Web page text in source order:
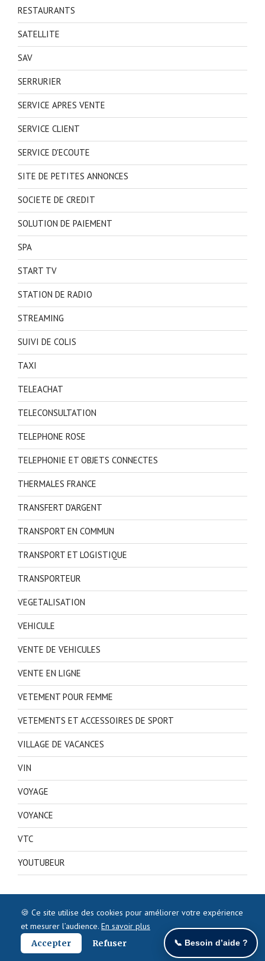
RESTAURANTS
SATELLITE
SAV
SERRURIER
SERVICE APRES VENTE
SERVICE CLIENT
SERVICE D'ECOUTE
SITE DE PETITES ANNONCES
SOCIETE DE CREDIT
SOLUTION DE PAIEMENT
SPA
START TV
STATION DE RADIO
STREAMING
SUIVI DE COLIS
TAXI
TELEACHAT
TELECONSULTATION
TELEPHONE ROSE
TELEPHONIE ET OBJETS CONNECTES
THERMALES FRANCE
TRANSFERT D'ARGENT
TRANSPORT EN COMMUN
TRANSPORT ET LOGISTIQUE
TRANSPORTEUR
VEGETALISATION
VEHICULE
VENTE DE VEHICULES
VENTE EN LIGNE
VETEMENT POUR FEMME
VETEMENTS ET ACCESSOIRES DE SPORT
VILLAGE DE VACANCES
VIN
VOYAGE
VOYANCE
VTC
YOUTUBEUR
🍪 Ce site utilise des cookies pour améliorer votre expérience
et mesurer l’audience. En savoir plus
Accepter
Refuser 📞 Besoin d’aide ?